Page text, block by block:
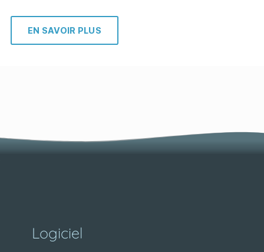
EN SAVOIR PLUS
Logiciel